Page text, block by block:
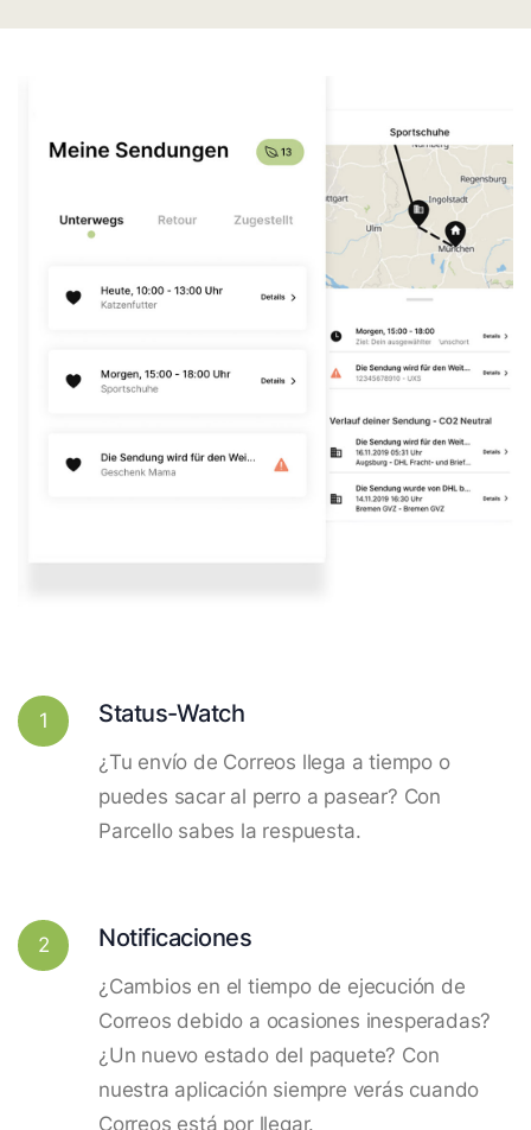
1 Status-Watch
¿Tu envío de Correos llega a tiempo o
puedes sacar al perro a pasear? Con
Parcello sabes la respuesta.
2 Notificaciones
¿Cambios en el tiempo de ejecución de
Correos debido a ocasiones inesperadas?
¿Un nuevo estado del paquete? Con
nuestra aplicación siempre verás cuando
Correos está por llegar.